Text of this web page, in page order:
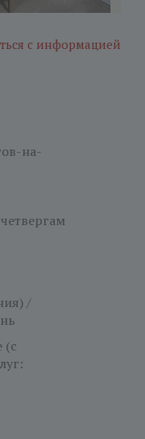
с информацией
на-
/
(с